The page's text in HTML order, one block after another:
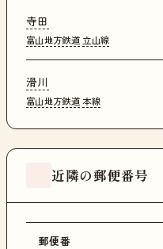
寺田
富山地方鉄道 立山線
滑川
富山地方鉄道 本線
近隣の郵便番号
郵便番